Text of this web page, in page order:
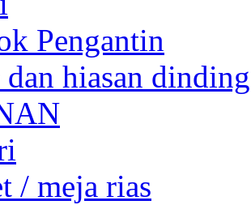
Pengantin
dan hiasan dinding
/ meja rias